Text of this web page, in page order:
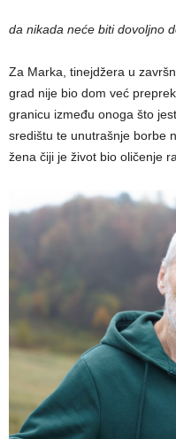
da nikada neće biti dovoljno
Za Marka, tinejdžera u
grad nije bio dom već
granicu između onoga što
središtu te unutrašnje borbe
žena čiji je život bio oličenje